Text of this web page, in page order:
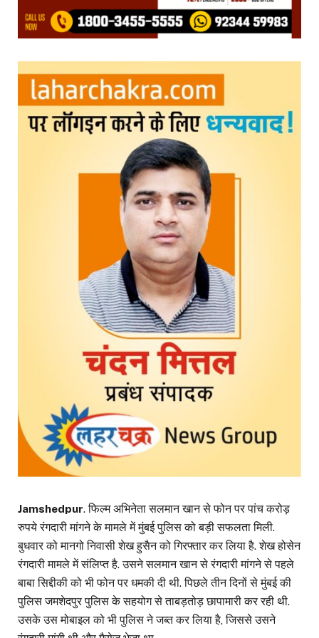
Jamshedpur. फिल्म अभिनेता सलमान खान से फोन पर पांच करोड़
रुपये रंगदारी मांगने के मामले में मुंबई पुलिस को बड़ी सफलता मिली.
बुधवार को मानगो निवासी शेख हुसैन को गिरफ्तार कर लिया है. शेख होसेन
रंगदारी मामले में संलिप्त है. उसने सलमान खान से रंगदारी मांगने से पहले
बाबा सिद्दीकी को भी फोन पर धमकी दी थी. पिछले तीन दिनों से मुंबई की
पुलिस जमशेदपुर पुलिस के सहयोग से ताबड़तोड़ छापामारी कर रही थी.
उसके उस मोबाइल को भी पुलिस ने जब्त कर लिया है, जिससे उसने